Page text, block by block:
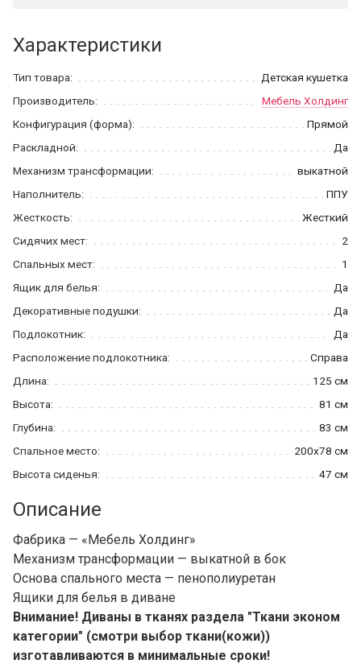
Характеристики
Тип товара:
Детская кушетка
Производитель:
Мебель Холдинг
Конфигурация (форма):
Прямой
Раскладной:
Да
Механизм трансформации:
выкатной
Наполнитель:
ППУ
Жесткость:
Жесткий
Сидячих мест:
2
Спальных мест:
1
Ящик для белья:
Да
Декоративные подушки:
Да
Подлокотник:
Да
Расположение подлокотника:
Справа
Длина:
125 см
Высота:
81 см
Глубина:
83 см
Спальное место:
200x78 см
Высота сиденья:
47 см
Описание
Фабрика — «Мебель Холдинг»
Механизм трансформации — выкатной в бок
Основа спального места — пенополиуретан
Ящики для белья в диване
Внимание! Диваны в тканях раздела "Ткани эконом
категории" (смотри выбор ткани(кожи))
изготавливаются в минимальные сроки!